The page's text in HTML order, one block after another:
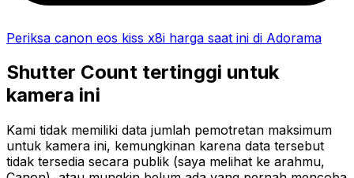
Periksa canon eos kiss x8i harga saat ini di Adorama
Shutter Count tertinggi untuk
kamera ini
Kami tidak memiliki data jumlah pemotretan maksimum
untuk kamera ini, kemungkinan karena data tersebut
tidak tersedia secara publik (saya melihat ke arahmu,